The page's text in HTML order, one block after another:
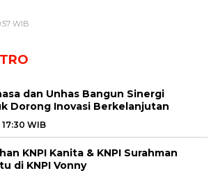
WIB
dan Unhas Bangun Sinergi
Dorong Inovasi Berkelanjutan
WIB
KNPI Kanita & KNPI Surahman
di KNPI Vonny